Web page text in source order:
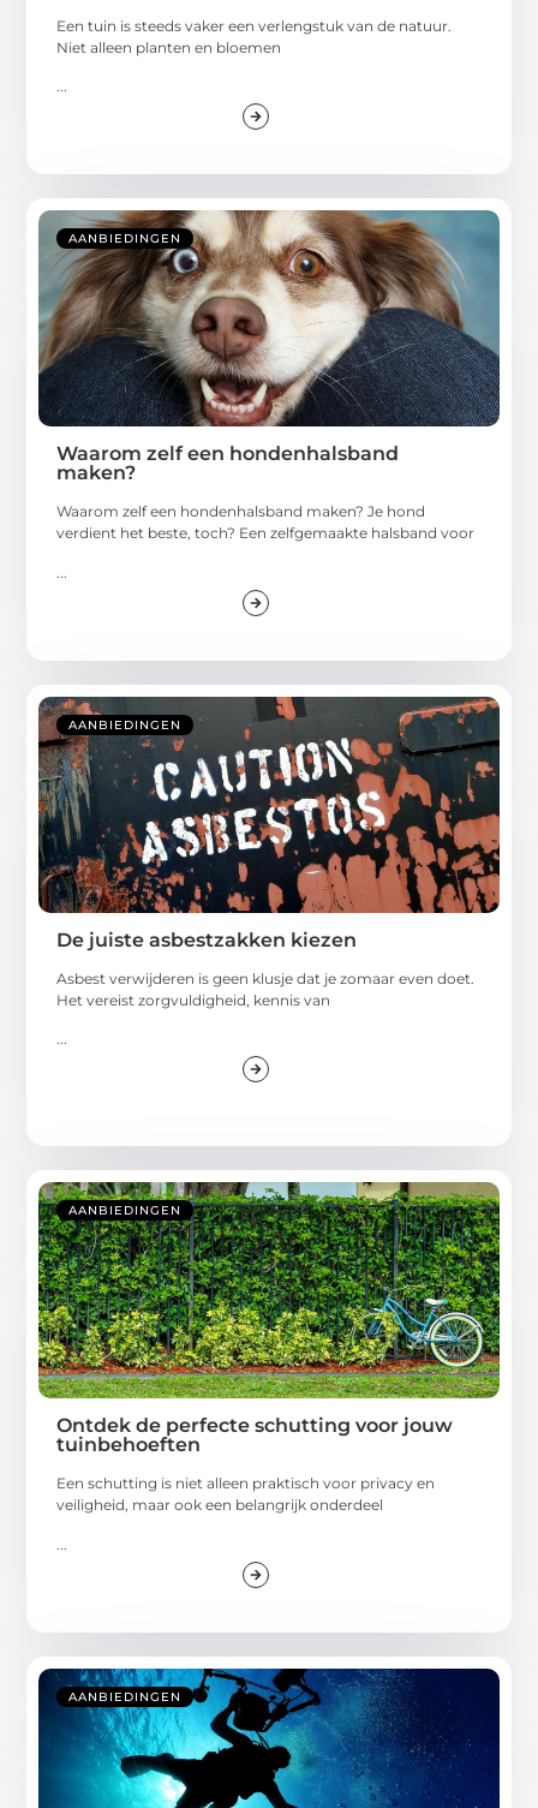
Een tuin is steeds vaker een verlengstuk van de natuur.
Niet alleen planten en bloemen
...
AANBIEDINGEN
Waarom zelf een hondenhalsband
maken?
Waarom zelf een hondenhalsband maken? Je hond
verdient het beste, toch? Een zelfgemaakte halsband voor
AANBIEDINGEN
De juiste asbestzakken kiezen
Asbest verwijderen is geen klusje dat je zomaar even doet.
Het vereist zorgvuldigheid, kennis van
...
AANBIEDINGEN
Ontdek de perfecte schutting voor jouw
tuinbehoeften
Een schutting is niet alleen praktisch voor privacy en
veiligheid, maar ook een belangrijk onderdeel
AANBIEDINGEN